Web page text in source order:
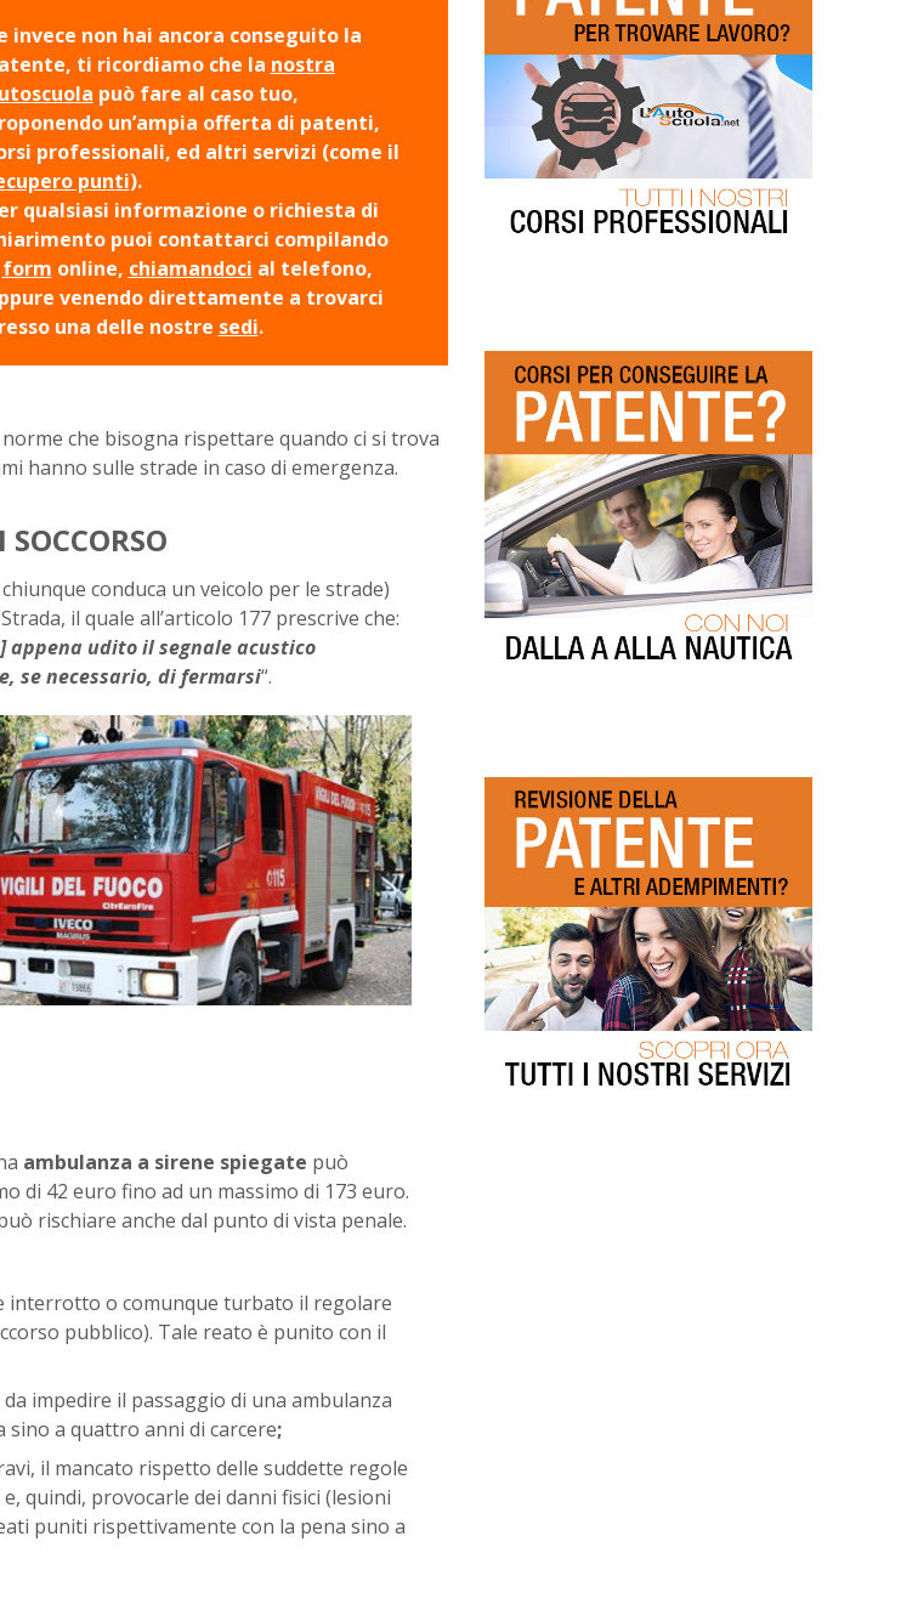
invece non hai ancora conseguito la
ti ricordiamo che la nostra
può fare al caso tuo,
un’ampia offerta di patenti,
professionali, ed altri servizi (come il
punti).
qualsiasi informazione o richiesta di
puoi contattarci compilando
form online, chiamandoci al telefono,
venendo direttamente a trovarci
una delle nostre sedi.
che bisogna rispettare quando ci si trova
hanno sulle strade in caso di emergenza.
conduca un veicolo per le strade)
il quale all’articolo 177 prescrive che:
udito il segnale acustico
se necessario, di fermarsi“.
ambulanza a sirene spiegate può
di 42 euro fino ad un massimo di 173 euro.
rischiare anche dal punto di vista penale.
interrotto o comunque turbato il regolare
pubblico). Tale reato è punito con il
impedire il passaggio di una ambulanza
a quattro anni di carcere;
il mancato rispetto delle suddette regole
quindi, provocarle dei danni fisici (lesioni
puniti rispettivamente con la pena sino a